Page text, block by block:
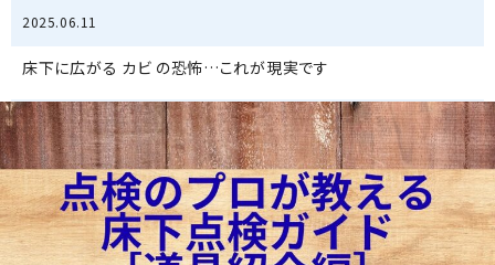
2025.06.11
床下に広がる カビ の恐怖…これが現実です